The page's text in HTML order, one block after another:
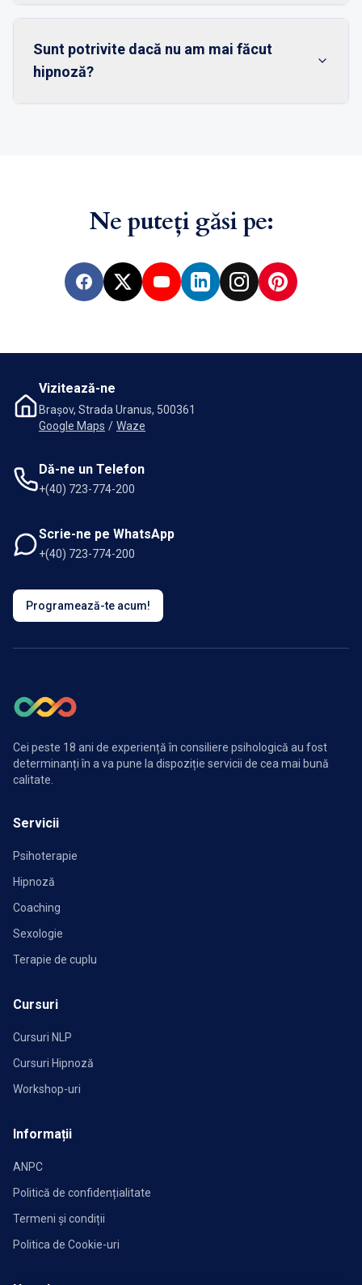
Sunt potrivite dacă nu am mai făcut
hipnoză?
Ne puteți găsi pe:
Facebook
X YouTubeLinkedInInstagramPinterest
Vizitează-ne
Brașov, Strada Uranus, 500361
Google Maps / Waze
Dă-ne un Telefon
+(40) 723-774-200
Scrie-ne pe WhatsApp
+(40) 723-774-200
Programează-te acum!
Cei peste 18 ani de experiență în consiliere psihologică au fost
determinanți în a va pune la dispoziție servicii de cea mai bună
calitate.
Servicii
Psihoterapie
Hipnoză
Coaching
Sexologie
Terapie de cuplu
Cursuri
Cursuri NLP
Cursuri Hipnoză
Workshop-uri
Informații
ANPC
Politică de confidențialitate
Termeni și condiții
Politica de Cookie-uri